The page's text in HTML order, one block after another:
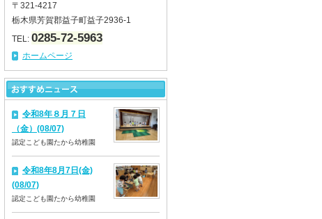
〒321-4217
栃木県芳賀郡益子町益子2936-1
TEL: 0285-72-5963
ホームページ
令和8年８月７日
（金）(08/07)
認定こども園たから幼稚園
令和8年8月7日(金)
(08/07)
認定こども園たから幼稚園